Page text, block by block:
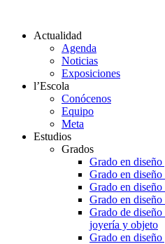
Actualidad
Agenda
Noticias
Exposiciones
l’Escola
Conócenos
Equipo
Meta
Estudios
Grados
Grado en
Grado en diseño
Grado en
Grado en
Grado de
joyería y objeto
Grado en